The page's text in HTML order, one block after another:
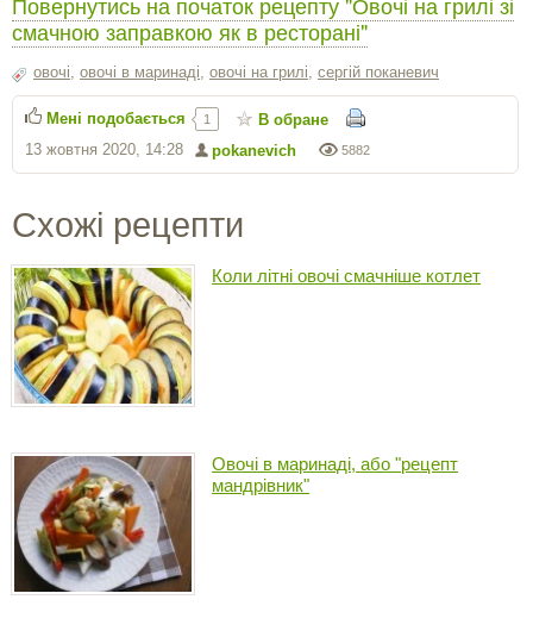
смачною заправкою як в ресторані"
овочі овочі в маринаді овочі на грилі сергiй поканевич
5882
pokanevich
13 жовтня 2020, 14:28
Мені подобається 1 В обране
Схожі рецепти
Коли літні овочі смачніше котлет
Овочі в маринаді, або "рецепт
мандрівник"